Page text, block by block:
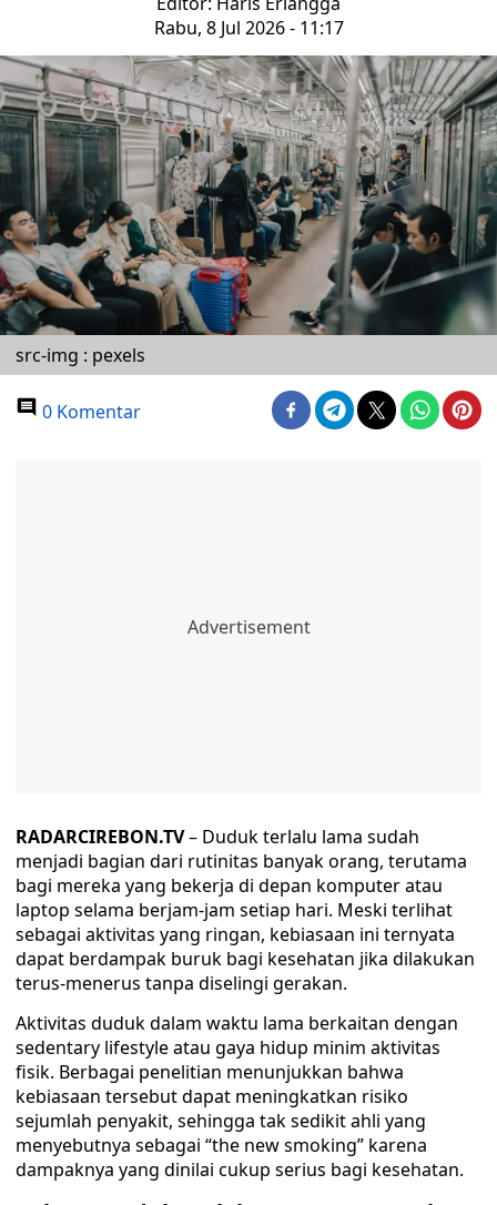
Rabu, 8 Jul 2026 - 11:17
src-img : pexels
0 Komentar
RADARCIREBON.TV– Duduk terlalu lama sudah
menjadi bagian dari rutinitas banyak orang, terutama
bagi mereka yang bekerja di depan komputer atau
laptop selama berjam-jam setiap hari. Meski terlihat
sebagai aktivitas yang ringan, kebiasaan ini ternyata
dapat berdampak buruk bagi kesehatan jika dilakukan
terus-menerus tanpa diselingi gerakan.
Aktivitas duduk dalam waktu lama berkaitan dengan
sedentary lifestyle atau gaya hidup minim aktivitas
fisik. Berbagai penelitian menunjukkan bahwa
kebiasaan tersebut dapat meningkatkan risiko
sejumlah penyakit, sehingga tak sedikit ahli yang
menyebutnya sebagai “the new smoking” karena
dampaknya yang dinilai cukup serius bagi kesehatan.